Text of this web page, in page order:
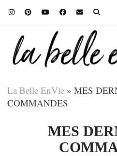
La Belle EnVie » MES
COMMANDES
MES